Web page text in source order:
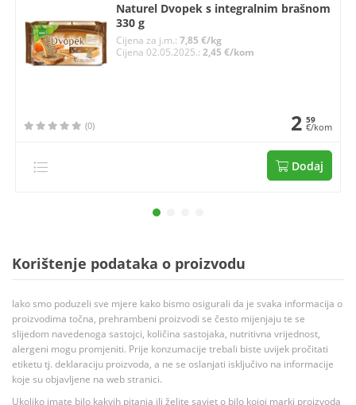
Naturel Dvopek s integralnim brašnom
330 g
Cijena za j.m.: 7,85 €/kg
Cijena 02.05.2025.: 2,45 €/kom
(0) 2 59
€/kom
Dodaj
Korištenje podataka o proizvodu
Iako smo poduzeli sve mjere kako bismo osigurali da je svaka informacija o
proizvodima točna, prehrambeni proizvodi se često mijenjaju te se
slijedom navedenoga sastojci, količina sastojaka, nutritivna vrijednost,
alergeni mogu promjeniti. Prije konzumacije trebali biste uvijek pročitati
etiketu tj. deklaraciju proizvoda, a ne se oslanjati isključivo na informacije
koje su objavljene na web stranici.
Ukoliko imate bilo kakvih pitanja ili želite savjet o bilo kojoj marki proizvoda